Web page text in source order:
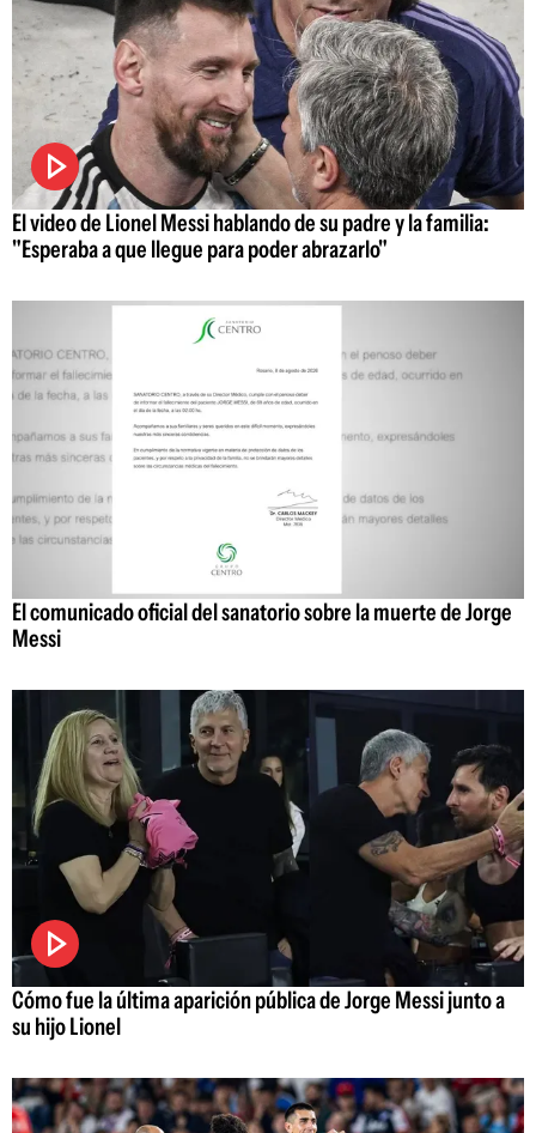
El video de Lionel Messi hablando de su padre y la familia:
"Esperaba a que llegue para poder abrazarlo"
El comunicado oficial del sanatorio sobre la muerte de Jorge
Messi
Cómo fue la última aparición pública de Jorge Messi junto a
su hijo Lionel